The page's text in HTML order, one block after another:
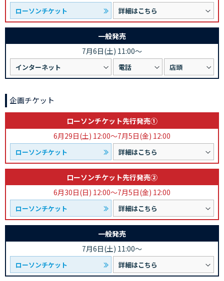
ローソンチケット 詳細はこちら
一般発売
7月6日(土) 11:00～
インターネット 電話 店頭
企画チケット
ローソンチケット先行発売①
6月29日(土) 12:00～7月5日(金) 12:00
ローソンチケット 詳細はこちら
ローソンチケット先行発売②
6月30日(日) 12:00～7月5日(金) 12:00
ローソンチケット 詳細はこちら
一般発売
7月6日(土) 11:00～
ローソンチケット 詳細はこちら